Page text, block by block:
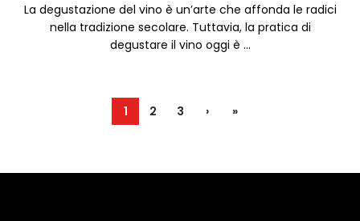
La degustazione del vino è un’arte che affonda le radici
nella tradizione secolare. Tuttavia, la pratica di
degustare il vino oggi è ...
1 2 3 › »